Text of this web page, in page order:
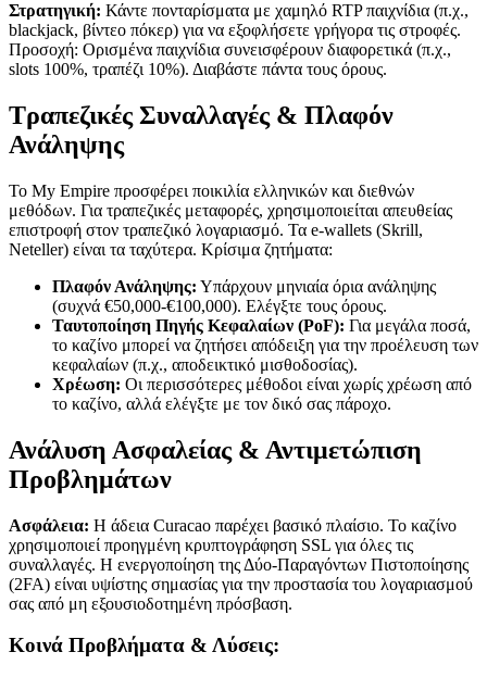
Στρατηγική: Κάντε πονταρίσματα με χαμηλό RTP παιχνίδια (π.χ.,
blackjack, βίντεο πόκερ) για να εξοφλήσετε γρήγορα τις στροφές.
Προσοχή: Ορισμένα παιχνίδια συνεισφέρουν διαφορετικά (π.χ.,
slots 100%, τραπέζι 10%). Διαβάστε πάντα τους όρους.
Τραπεζικές Συναλλαγές & Πλαφόν
Ανάληψης
Το My Empire προσφέρει ποικιλία ελληνικών και διεθνών
μεθόδων. Για τραπεζικές μεταφορές, χρησιμοποιείται απευθείας
επιστροφή στον τραπεζικό λογαριασμό. Τα e-wallets (Skrill,
Neteller) είναι τα ταχύτερα. Κρίσιμα ζητήματα:
Πλαφόν Ανάληψης: Υπάρχουν μηνιαία όρια ανάληψης
(συχνά €50,000-€100,000). Ελέγξτε τους όρους.
Ταυτοποίηση Πηγής Κεφαλαίων (PoF): Για μεγάλα ποσά,
το καζίνο μπορεί να ζητήσει απόδειξη για την προέλευση των
κεφαλαίων (π.χ., αποδεικτικό μισθοδοσίας).
Χρέωση: Οι περισσότερες μέθοδοι είναι χωρίς χρέωση από
το καζίνο, αλλά ελέγξτε με τον δικό σας πάροχο.
Ανάλυση Ασφαλείας & Αντιμετώπιση
Προβλημάτων
Ασφάλεια: Η άδεια Curacao παρέχει βασικό πλαίσιο. Το καζίνο
χρησιμοποιεί προηγμένη κρυπτογράφηση SSL για όλες τις
συναλλαγές. Η ενεργοποίηση της Δύο-Παραγόντων Πιστοποίησης
(2FA) είναι υψίστης σημασίας για την προστασία του λογαριασμού
σας από μη εξουσιοδοτημένη πρόσβαση.
Κοινά Προβλήματα & Λύσεις: